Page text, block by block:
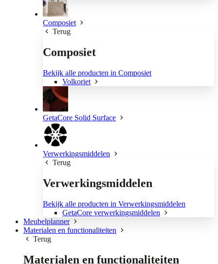
Composiet
Terug
Composiet
Bekijk alle producten in Composiet
Volkoriet
GetaCore Solid Surface
Verwerkingsmiddelen
Terug
Verwerkingsmiddelen
Bekijk alle producten in Verwerkingsmiddelen
GetaCore verwerkingsmiddelen
Meubelplanner
Materialen en functionaliteiten
Terug
Materialen en functionaliteiten